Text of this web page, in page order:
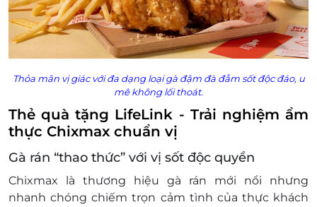
Thỏa mãn vị giác với đa dạng loại gà đậm đà đẫm sốt độc đáo, u
mê không lối thoát.
Thẻ quà tặng LifeLink - Trải nghiệm ẩm
thực Chixmax chuẩn vị
Gà rán “thao thức” với vị sốt độc quyền
Chixmax là thương hiệu gà rán mới nổi nhưng
nhanh chóng chiếm trọn cảm tình của thực khách